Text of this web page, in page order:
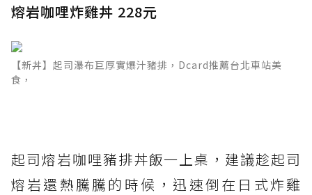
熔岩咖哩炸雞丼 228元
【新丼】起司瀑布巨厚實爆汁豬排，Dcard推薦台北車站美
食，
起司熔岩咖哩豬排丼飯一上桌，建議趁起司
熔岩還熱騰騰的時候，迅速倒在日式炸雞